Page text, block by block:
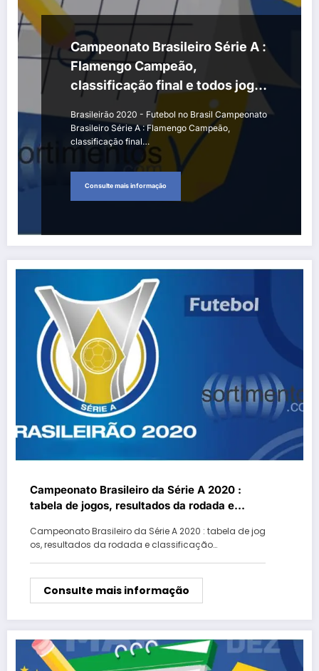
Campeonato Brasileiro Série A :
Flamengo Campeão,
classificação final e todos jogos
e resultados do returno
Brasileirão 2020 - Futebol no Brasil Campeonato
Brasileiro Série A : Flamengo Campeão,
classificação final…
Consulte mais informação
Campeonato Brasileiro da Série A 2020 :
tabela de jogos, resultados da rodada e
Campeonato Brasileiro da Série A 2020 : tabela de jog
os, resultados da rodada e classificação…
Consulte mais informação